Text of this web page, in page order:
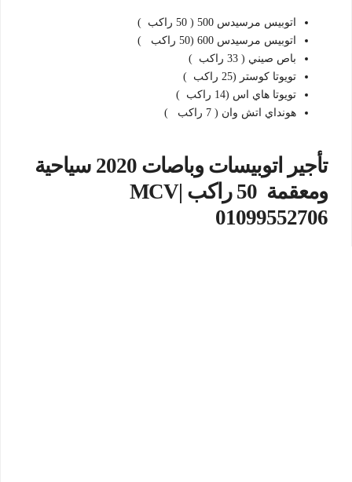
اتوبيس مرسيدس 500 ( 50 راكب )
اتوبيس مرسيدس 600 (50 راكب )
باص صيني ( 33 راكب )
تويوتا كوستر (25 راكب )
تويوتا هاي اس (14 راكب )
هونداي اتش وان ( 7 راكب )
تأجير اتوبيسات وباصات 2020 سياحية
ومعقمة 50 راكب MCV|
01099552706